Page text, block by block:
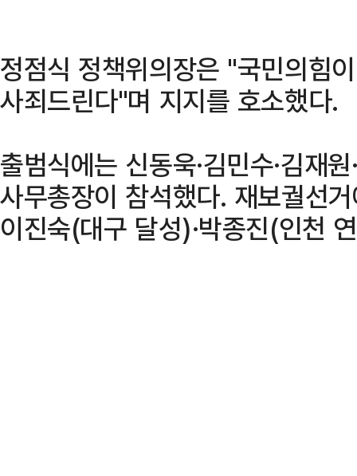
정점식 정책위의장은 "국민의힘
사죄드린다"며 지지를 호소했다.
출범식에는 신동욱·김민수·김재
사무총장이 참석했다. 재보궐선
이진숙(대구 달성)·박종진(인천